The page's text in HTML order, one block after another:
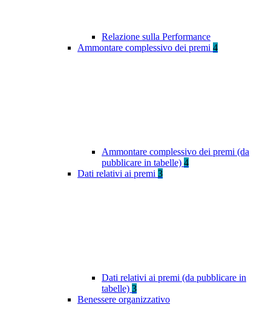
Relazione sulla Performance
Ammontare complessivo dei premi 4
Ammontare complessivo dei premi (da
pubblicare in tabelle) 4
Dati relativi ai premi 3
Dati relativi ai premi (da pubblicare in
tabelle) 3
Benessere organizzativo